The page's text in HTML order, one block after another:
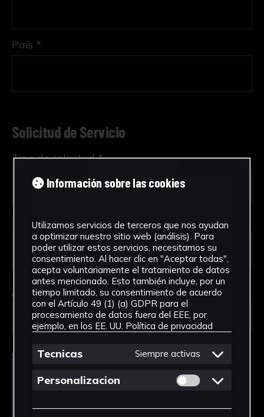
País *
Solicitud de Servicio
Tipo de solicitud *
Tipo de uso *
Obra en la que está interesado/a*
FPED-0053/Regletas de Cuisenaire
Información sobre las cookies
Utilizamos servicios de terceros que nos ayudan
a optimizar nuestro sitio web (análisis). Para
poder utilizar estos servicios, necesitamos su
consentimiento. Al hacer clic en "Aceptar todas",
acepta voluntariamente el tratamiento de datos
antes mencionado. Esto también incluye, por un
tiempo limitado, su consentimiento de acuerdo
con el Artículo 49 (1) (a) GDPR para el
procesamiento de datos fuera del EEE, por
ejemplo, en los EE. UU. Política de privacidad
Tecnicas Siempre activas
Personalizacion Permitir cookies